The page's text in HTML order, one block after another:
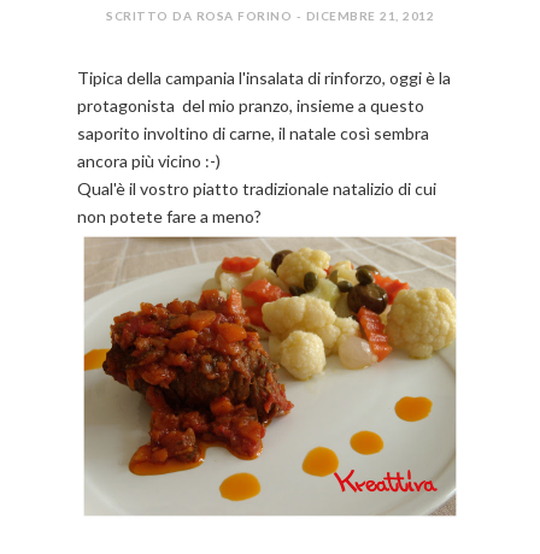
SCRITTO DA ROSA FORINO - DICEMBRE 21, 2012
Tipica della campania l'insalata di rinforzo, oggi è la
protagonista del mio pranzo, insieme a questo
saporito involtino di carne, il natale così sembra
ancora più vicino :-)
Qual'è il vostro piatto tradizionale natalizio di cui
non potete fare a meno?